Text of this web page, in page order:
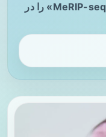
تازه‌ترین مطالب مرتبط با برچسب «MeRIP-seq» را در